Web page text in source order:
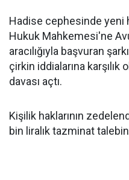
Hadise cephesinde yeni
Hukuk Mahkemesi'ne
aracılığıyla başvuran
çirkin iddialarına
davası açtı.
Kişilik haklarının
bin liralık tazminat